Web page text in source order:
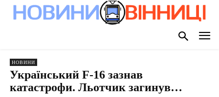
НОВИНИ
Український F-16 зазнав
катастрофи. Льотчик загинув…